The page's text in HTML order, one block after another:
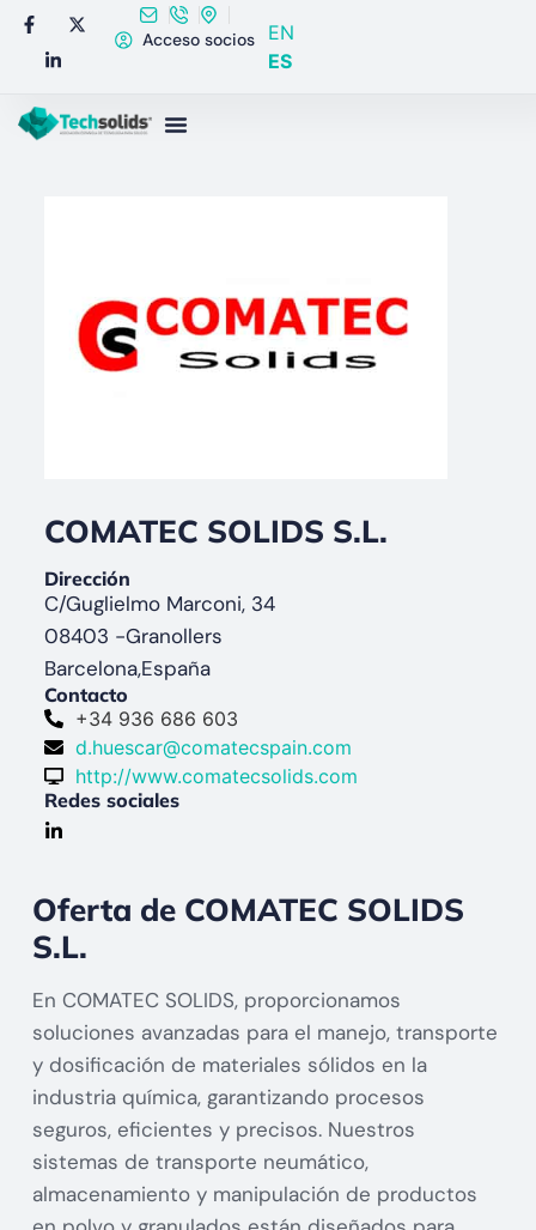
Acceso socios
EN
ES
COMATEC SOLIDS S.L.
Dirección
C/Guglielmo Marconi, 34
08403 -Granollers
Barcelona,España
Contacto
+34 936 686 603
d.huescar@comatecspain.com
http://www.comatecsolids.com
Redes sociales
Oferta de COMATEC SOLIDS
S.L.
En COMATEC SOLIDS, proporcionamos
soluciones avanzadas para el manejo, transporte
y dosificación de materiales sólidos en la
industria química, garantizando procesos
seguros, eficientes y precisos. Nuestros
sistemas de transporte neumático,
almacenamiento y manipulación de productos